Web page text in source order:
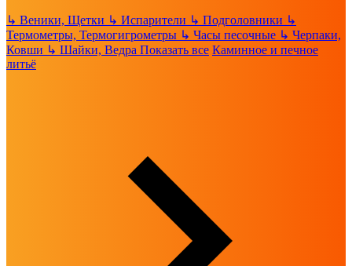
↳ Веники, Щетки ↳ Испарители ↳ Подголовники ↳
Термометры, Термогигрометры ↳ Часы песочные ↳ Черпаки,
Ковши ↳ Шайки, Ведра Показать все Каминное и печное
литьё